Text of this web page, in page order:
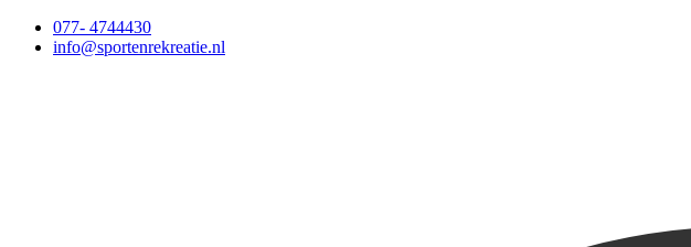
077- 4744430
info@sportenrekreatie.nl